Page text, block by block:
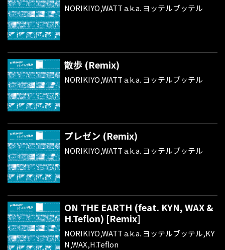
NORIKIYO,WATT a.k.a. ヨッテルブッテル
散歩 (Remix)
NORIKIYO,WATT a.k.a. ヨッテルブッテル
プレゼン (Remix)
NORIKIYO,WATT a.k.a. ヨッテルブッテル
ON THE EARTH (feat. KYN, WAX &
H.Teflon) [Remix]
NORIKIYO,WATT a.k.a. ヨッテルブッテル,KY
N,WAX,H.Teflon